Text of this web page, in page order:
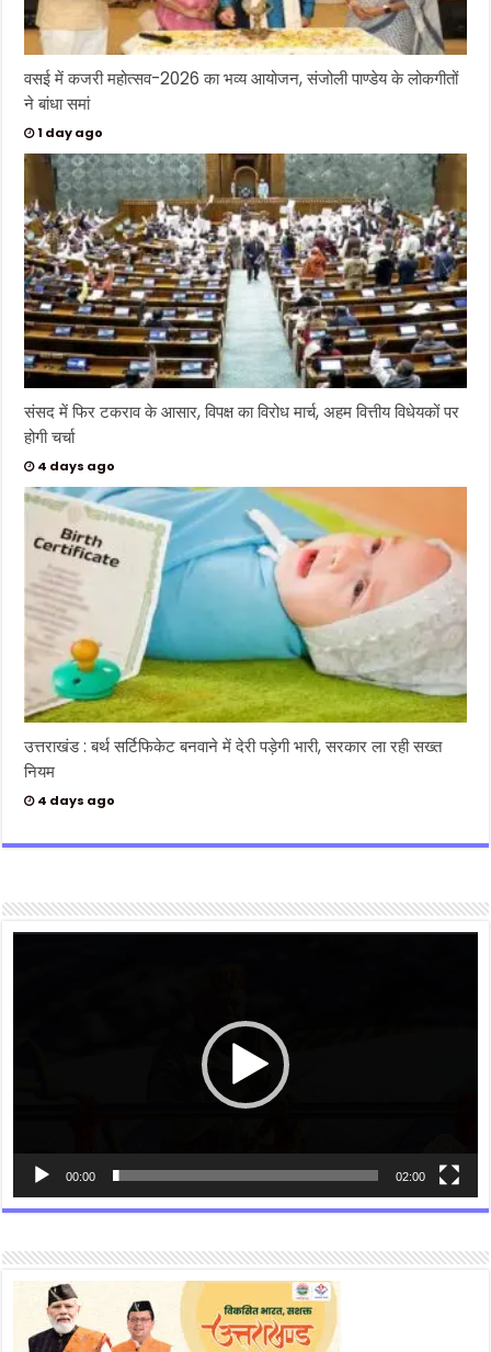
वसई में कजरी महोत्सव-2026 का भव्य आयोजन, संजोली पाण्डेय के लोकगीतों
ने बांधा समां
1 day ago
संसद में फिर टकराव के आसार, विपक्ष का विरोध मार्च, अहम वित्तीय विधेयकों पर
होगी चर्चा
4 days ago
उत्तराखंड : बर्थ सर्टिफिकेट बनवाने में देरी पड़ेगी भारी, सरकार ला रही सख्त
नियम
4 days ago
Video
00:00 02:00